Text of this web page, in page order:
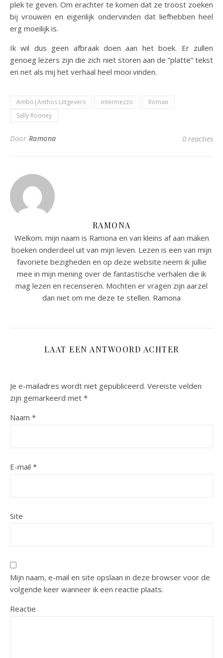
plek te geven. Om erachter te komen dat ze troost zoeken
bij vrouwen en eigenlijk ondervinden dat liefhebben heel
erg moeilijk is.
Ik wil dus geen afbraak doen aan het boek. Er zullen
genoeg lezers zijn die zich niet storen aan de “platte” tekst
en net als mij het verhaal heel mooi vinden.
Ambo|Anthos Uitgevers Intermezzo
Roman
Sally Rooney
Door Ramona 0 reacties
RAMONA
Welkom. mijn naam is Ramona en van kleins af aan maken
boeken onderdeel uit van mijn leven. Lezen is een van mijn
favoriete bezigheden en op deze website neem ik jullie
mee in mijn mening over de fantastische verhalen die ik
mag lezen en recenseren. Mochten er vragen zijn aarzel
dan niet om me deze te stellen. Ramona
LAAT EEN ANTWOORD ACHTER
Je e-mailadres wordt niet gepubliceerd. Vereiste velden
zijn gemarkeerd met *
Naam *
E-mail *
Site
Mijn naam, e-mail en site opslaan in deze browser voor de
volgende keer wanneer ik een reactie plaats.
Reactie